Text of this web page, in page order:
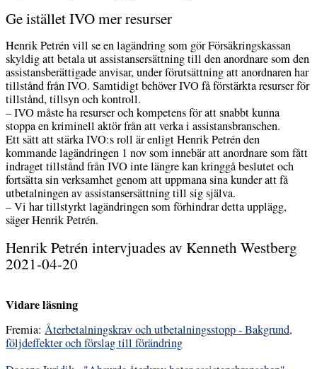
Ge istället IVO mer resurser
Henrik Petrén vill se en lagändring som gör Försäkringskassan
skyldig att betala ut assistansersättning till den anordnare som den
assistansberättigade anvisar, under förutsättning att anordnaren har
tillstånd från IVO. Samtidigt behöver IVO få förstärkta resurser för
tillstånd, tillsyn och kontroll.
– IVO måste ha resurser och kompetens för att snabbt kunna
stoppa en kriminell aktör från att verka i assistansbranschen.
Ett sätt att stärka IVO:s roll är enligt Henrik Petrén den
kommande lagändringen 1 nov som innebär att anordnare som fått
indraget tillstånd från IVO inte längre kan kringgå beslutet och
fortsätta sin verksamhet genom att uppmana sina kunder att få
utbetalningen av assistansersättning till sig själva.
– Vi har tillstyrkt lagändringen som förhindrar detta upplägg,
säger Henrik Petrén.
Henrik Petrén intervjuades av Kenneth Westberg
2021-04-20
Vidare läsning
Fremia:Återbetalningskrav och utbetalningsstopp - Bakgrund,
följdeffekter och förslag till förändring